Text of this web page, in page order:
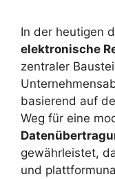
In der heutigen
elektronische
zentraler
basierend auf
Weg für eine
gewährleistet,
und